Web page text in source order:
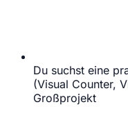
Du suchst eine
(Visual Counter,
Großprojekt